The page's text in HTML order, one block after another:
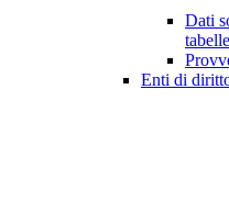
Dati
Enti di